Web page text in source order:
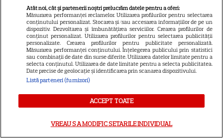
14
Inelelor” a fost nevoit să își
vândă casa din cauza
salariului mic: Câți bani a
primit de fapt
VEDETE STRĂINE
regizorului premiat cu Oscar
care a realizat documentarul
despre viața sa. Filmul are 232
Atât noi, cât și partenerii noștri prelucrăm datele pentru a oferi:
Măsurarea performanței reclamelor. Utilizarea profilurilor pentru selectarea
conținutului personalizat. Stocarea și/sau accesarea informațiilor de pe un
dispozitiv. Dezvoltarea și îmbunătățirea serviciilor. Crearea profilurilor de
conținut personalizat. Utilizarea profilurilor pentru selectarea publicității
personalizate. Crearea profilurilor pentru publicitate personalizată.
Măsurarea performanței conținutului. Înțelegerea publicului prin statistici
sau combinații de date din surse diferite. Utilizarea datelor limitate pentru a
selecta conținutul. Utilizarea de date limitate pentru a selecta publicitatea.
Date precise de geolocație și identificarea prin scanarea dispozitivului.
Listă parteneri (furnizori)
ACCEPT TOATE
VREAU SA MODIFIC SETARILE INDIVIDUAL